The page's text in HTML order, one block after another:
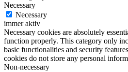
Necessary
Necessary
immer aktiv
Necessary cookies are absolutely
function properly. This category only
basic functionalities and security
cookies do not store any personal
Non-necessary